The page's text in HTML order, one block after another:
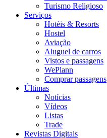
Turismo Religioso
Serviços
Hotéis & Resorts
Hostel
Aviação
Aluguel de carros
Vistos e passagens
WePlann
Comprar passagens
Últimas
Notícias
Vídeos
Listas
Trade
Revistas Digitais